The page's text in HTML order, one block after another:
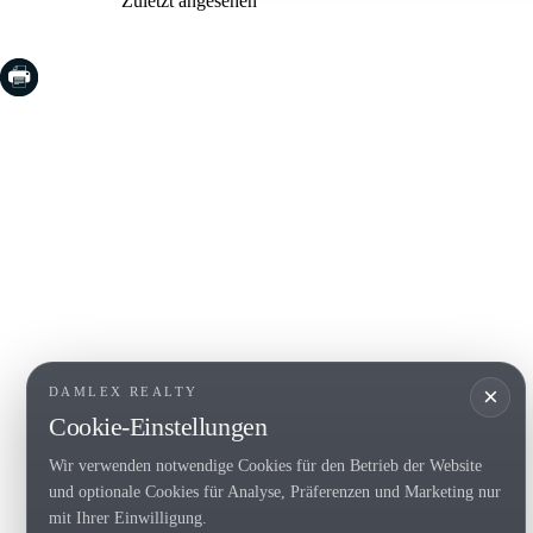
×
DAMLEX REALTY
Cookie-Einstellungen
Wir verwenden notwendige Cookies für den Betrieb der Website
und optionale Cookies für Analyse, Präferenzen und Marketing nur
mit Ihrer Einwilligung.
Begur
Tel. (+34) 935 434 367
Copyright 2000-2026 © Damlex Realty